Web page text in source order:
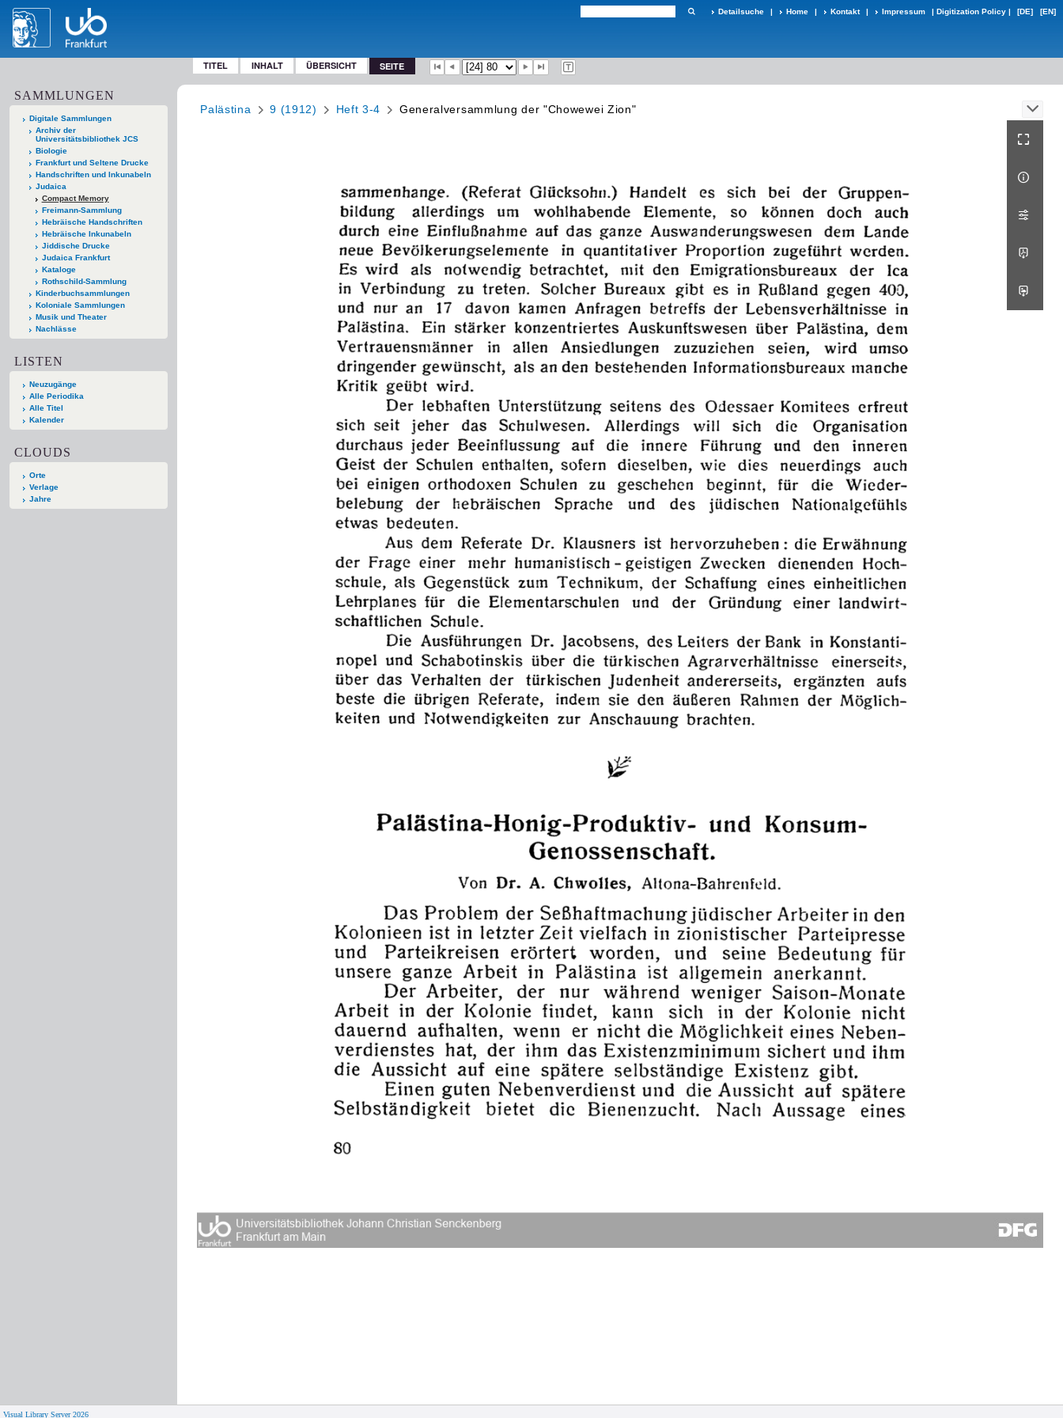
Detailsuche | Home | Kontakt | Impressum | Digitization Policy | [DE] [EN]
TITEL INHALT ÜBERSICHT SEITE
SAMMLUNGEN
Digitale Sammlungen
Archiv der
Universitätsbibliothek JCS
Biologie
Frankfurt und Seltene Drucke
Handschriften und Inkunabeln
Judaica
Compact Memory
Freimann-Sammlung
Hebräische Handschriften
Hebräische Inkunabeln
Jiddische Drucke
Judaica Frankfurt
Kataloge
Rothschild-Sammlung
Kinderbuchsammlungen
Koloniale Sammlungen
Musik und Theater
Nachlässe
LISTEN
Neuzugänge
Alle Periodika
Alle Titel
Kalender
CLOUDS
Orte
Verlage
Jahre
Palästina 9 (1912) Heft 3-4 Generalversammlung der "Chowewei Zion"
Visual Library Server 2026